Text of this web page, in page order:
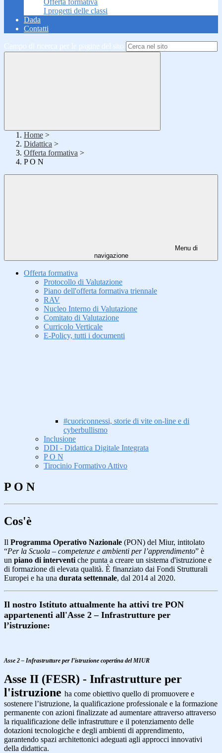
Offerta formativa
I progetti delle classi
Dada
Contatti
Campo di ricerca per le pagine del sito
Home >
Didattica >
Offerta formativa >
P O N
Menu di
navigazione
Offerta formativa
Protocollo di Valutazione
Piano dell'offerta formativa triennale
RAV
Nucleo Interno di Valutazione
Comitato di Valutazione
Curricolo Verticale
E-Policy, tutti i documenti
#cuoriconnessi, storie di vite on-line e di
cyberbullismo
Inclusione
DDI - Didattica Digitale Integrata
P O N
Tirocinio Formativo Attivo
P O N
Cos'è
Il Programma Operativo Nazionale (PON) del Miur, intitolato
“Per la Scuola – competenze e ambienti per l’apprendimento” è
un piano di interventi che punta a creare un sistema d'istruzione e
di formazione di elevata qualità. È finanziato dai Fondi Strutturali
Europei e ha una durata settennale, dal 2014 al 2020.
Il nostro Istituto attualmente ha attivi tre PON
appartenenti all'Asse 2 – Infrastrutture per
l’istruzione:
Asse 2 – Infrastrutture per l’istruzione copertina del MIUR
Asse II (FESR) - Infrastrutture per
l'istruzione ha come obiettivo quello di promuovere e
sostenere l’istruzione, la qualificazione professionale e la formazione
permanente con azioni finalizzate ad aumentare attraverso attraverso
la riqualificazione delle infrastrutture e il potenziamento delle
dotazioni tecnologiche e degli ambienti di apprendimento,
garantendo spazi architettonici adeguati agli approcci innovativi
della didattica.